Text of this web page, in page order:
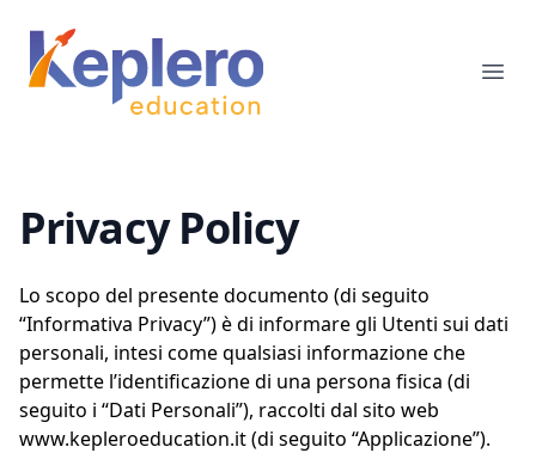
Keplero Education
Privacy Policy
Lo scopo del presente documento (di seguito
“Informativa Privacy”) è di informare gli Utenti sui dati
personali, intesi come qualsiasi informazione che
permette l’identificazione di una persona fisica (di
seguito i “Dati Personali”), raccolti dal sito web
www.kepleroeducation.it (di seguito “Applicazione”).